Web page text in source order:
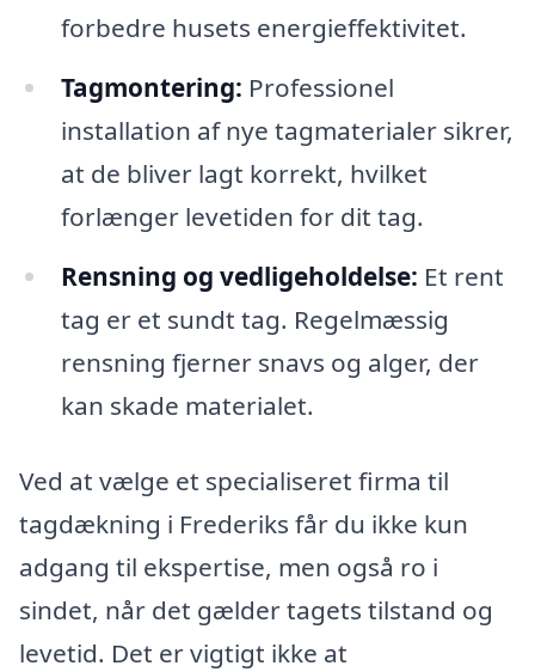
forbedre husets energieffektivitet.
Tagmontering: Professionel
installation af nye tagmaterialer sikrer,
at de bliver lagt korrekt, hvilket
forlænger levetiden for dit tag.
Rensning og vedligeholdelse: Et rent
tag er et sundt tag. Regelmæssig
rensning fjerner snavs og alger, der
kan skade materialet.
Ved at vælge et specialiseret firma til
tagdækning i Frederiks får du ikke kun
adgang til ekspertise, men også ro i
sindet, når det gælder tagets tilstand og
levetid. Det er vigtigt ikke at